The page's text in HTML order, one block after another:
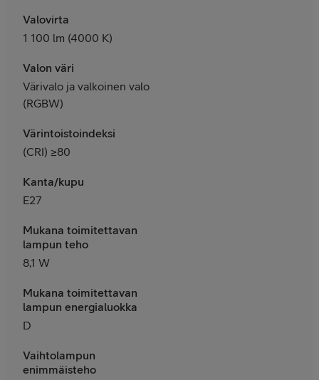
Valovirta
1 100 lm (4000 K)
Valon väri
Värivalo ja valkoinen valo
(RGBW)
Värintoistoindeksi
(CRI) ≥80
Kanta/kupu
E27
Mukana toimitettavan
lampun teho
8,1 W
Mukana toimitettavan
lampun energialuokka
D
Vaihtolampun
enimmäisteho